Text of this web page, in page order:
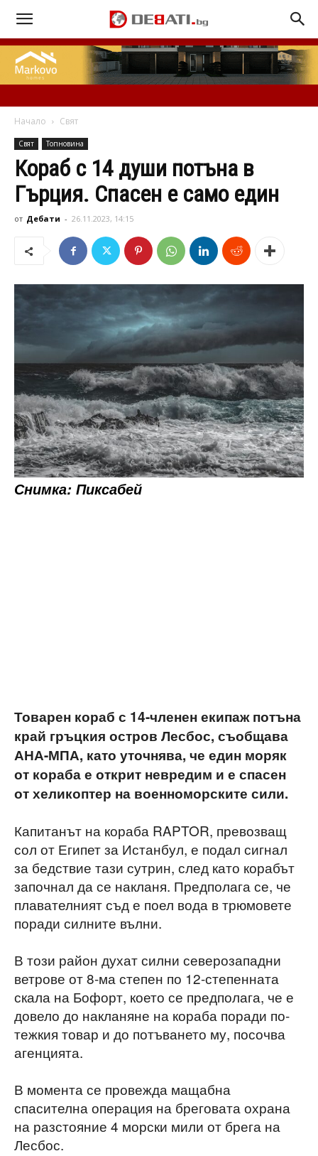
Начало Свят
Свят Топновина
Кораб с 14 души потъна в
Гърция. Спасен е само един
от Дебати - 26.11.2023, 14:15
Снимка: Пиксабей
Товарен кораб с 14-членен екипаж потъна
край гръцкия остров Лесбос, съобщава
АНА-МПА, като уточнява, че един моряк
от кораба е открит невредим и е спасен
от хеликоптер на военноморските сили.
Капитанът на кораба RAPTOR, превозващ
сол от Египет за Истанбул, е подал сигнал
за бедствие тази сутрин, след като корабът
започнал да се накланя. Предполага се, че
плавателният съд е поел вода в трюмовете
поради силните вълни.
В този район духат силни северозападни
ветрове от 8-ма степен по 12-степенната
скала на Бофорт, което се предполага, че е
довело до накланяне на кораба поради по-
тежкия товар и до потъването му, посочва
агенцията.
В момента се провежда мащабна
спасителна операция на бреговата охрана
на разстояние 4 морски мили от брега на
Лесбос.